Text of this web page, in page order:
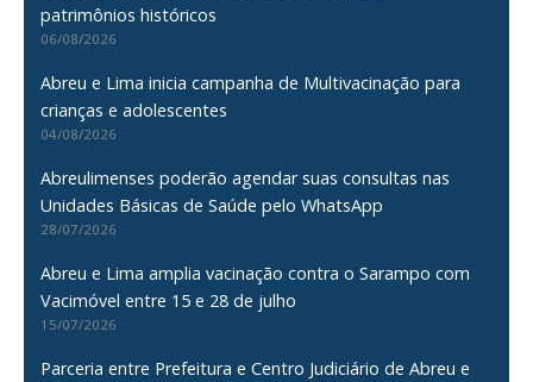
patrimônios históricos
06/08/2026
Abreu e Lima inicia campanha de Multivacinação para
crianças e adolescentes
04/08/2026
Abreulimenses poderão agendar suas consultas nas
Unidades Básicas de Saúde pelo WhatsApp
28/07/2026
Abreu e Lima amplia vacinação contra o Sarampo com
Vacimóvel entre 15 e 28 de julho
15/07/2026
Parceria entre Prefeitura e Centro Judiciário de Abreu e